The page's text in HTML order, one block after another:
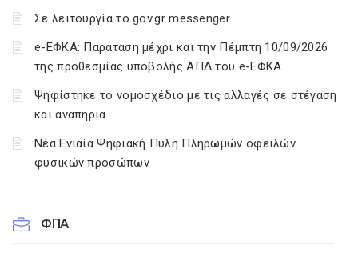
Σε λειτουργία το gov.gr messenger
e-ΕΦΚΑ: Παράταση μέχρι και την Πέμπτη 10/09/2026
της προθεσμίας υποβολής ΑΠΔ του e-ΕΦΚΑ
Ψηφίστηκε το νομοσχέδιο με τις αλλαγές σε στέγαση
και αναπηρία
Νέα Ενιαία Ψηφιακή Πύλη Πληρωμών οφειλών
φυσικών προσώπων
ΦΠΑ